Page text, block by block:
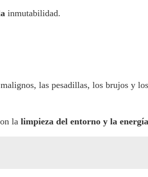
inmutabilidad.
las pesadillas, los brujos y
lalimpieza del entorno y la energía